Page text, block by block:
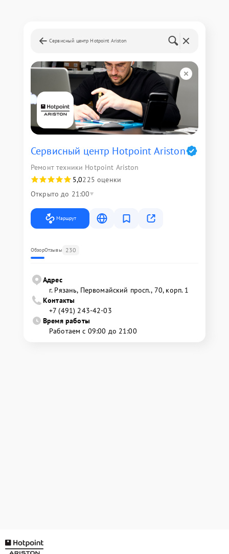
Сервисный центр Hotpoint Ariston
Сервисный центр Hotpoint Ariston
Ремонт техники Hotpoint Ariston
5,0225 оценки
Открыто до 21:00
Маршрут
ОбзорОтзывы 230
Адрес
г. Рязань, Первомайский просп., 70, корп. 1
Контакты
+7 (491) 243-42-03
Время работы
Работаем с 09:00 до 21:00